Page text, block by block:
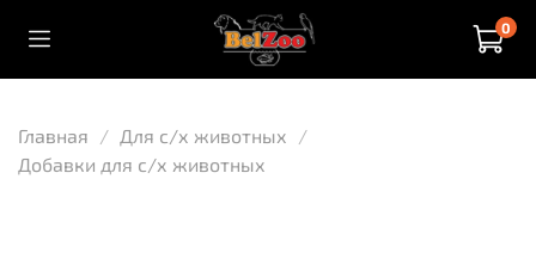
0
Главная
Для с/х животных
Добавки для с/х животных